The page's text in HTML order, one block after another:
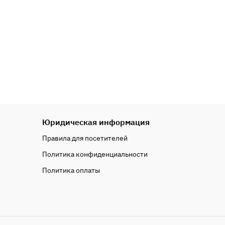
Юридическая информация
Правила для посетителей
Политика конфиденциальности
Политика оплаты